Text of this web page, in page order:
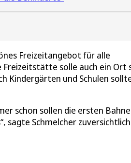
Freizeitangebot für alle
Freizeitstätte solle auch ein Ort
Kindergärten und Schulen
schon sollen die ersten
sagte Schmelcher